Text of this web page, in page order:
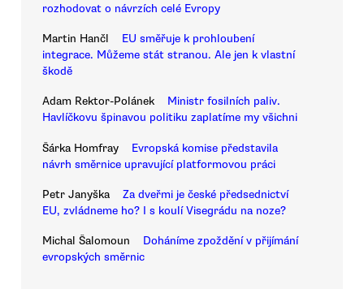
rozhodovat o návrzích celé Evropy
Martin Hančl
EU směřuje k prohloubení
integrace. Můžeme stát stranou. Ale jen k vlastní
škodě
Adam Rektor-Polánek
Ministr fosilních paliv.
Havlíčkovu špinavou politiku zaplatíme my všichni
Šárka Homfray
Evropská komise představila
návrh směrnice upravující platformovou práci
Petr Janyška
Za dveřmi je české předsednictví
EU, zvládneme ho? I s koulí Visegrádu na noze?
Michal Šalomoun
Doháníme zpoždění v přijímání
evropských směrnic